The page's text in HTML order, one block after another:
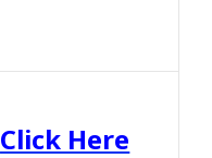
Click Here